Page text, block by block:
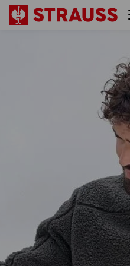
Veste en fibre